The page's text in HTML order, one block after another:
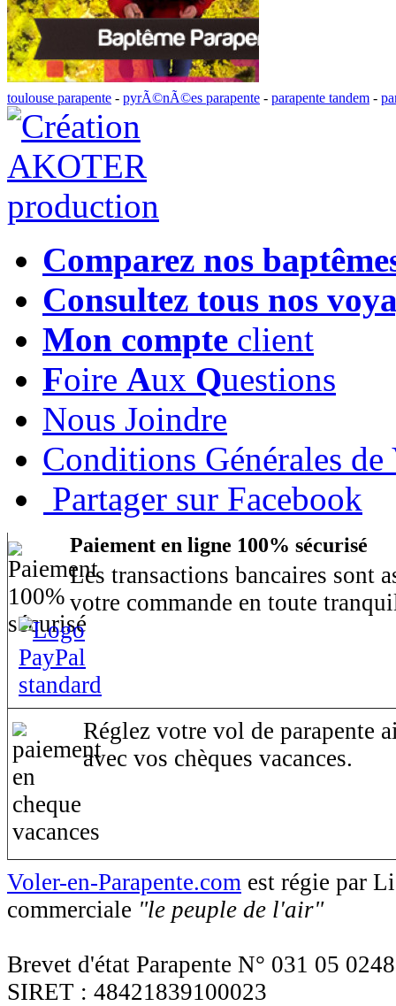
toulouse parapente - pyrÃ©nÃ©es parapente - parapente tandem -
Comparez nos
Consultez tous nos
Mon compte client
Foire Aux Questions
Nous Joindre
Conditions Générales de
Partager sur Facebook
Paiement en ligne 100% sécurisé
Les transactions bancaires sont
votre commande en toute
Réglez votre vol de parapente
avec vos chèques vacances.
Voler-en-Parapente.com est régie par
commerciale "le peuple de l'air"
Brevet d'état Parapente N° 031 05 0248
SIRET : 48421839100023